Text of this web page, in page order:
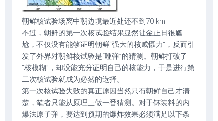
朝鲜核试验场离中朝边境最近处还不到70 km
不过，朝鲜的第一次核试验结果显然让金正日很尴
尬，不仅没有能够证明朝鲜“强大的核威慑力”，反而引
发了外界对朝鲜核试验是“哑弹”的猜测。朝鲜打破了
“核模糊”，却没能充分证明自己的核能力，于是进行第
二次核试验就成为必然的选择。
第一次核试验失败的真正原因当然只有朝鲜自己才清
楚，笔者只能从原理上做一番猜测。对于钚装料的内
爆法原子弹，要达到预期的爆炸效果必须满足以下条